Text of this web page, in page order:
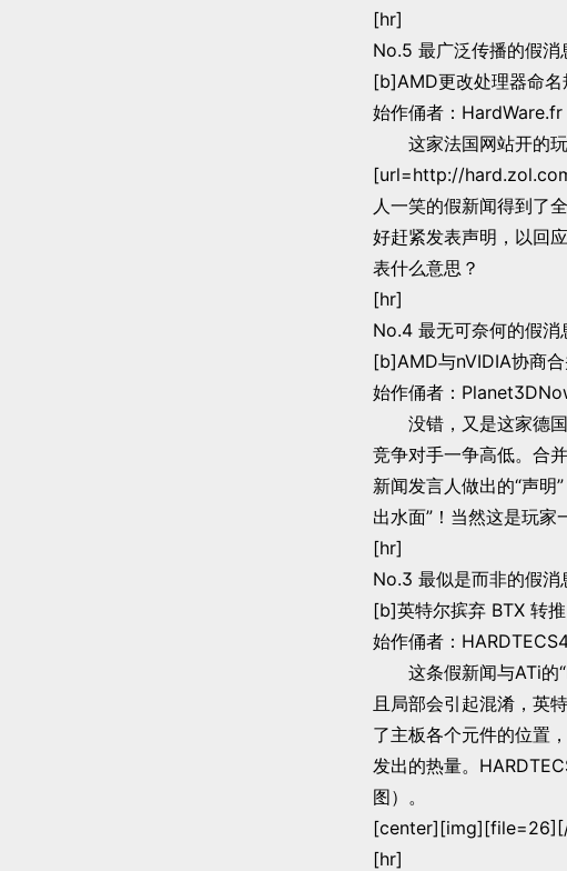
[hr]
No.5 最广泛传播的假消
[b]AMD更改处理器命
始作俑者：HardWare.fr
这家法国网站开的玩
[url=http://
人一笑的假新闻得到了
好赶紧发表声明，以回
表什么意思？
[hr]
No.4 最无可奈何的假消
[b]AMD与nVIDIA协商
始作俑者：
没错，又是这家德国
竞争对手一争高低。合
新闻发言人做出的“声明
出水面”！当然这是玩
[hr]
No.3 最似是而非的假消
[b]英特尔摈弃 BTX 转
始作俑者：
这条假新闻与ATi的
且局部会引起混淆，英
了主板各个元件的位置
发出的热量。
图）。
[hr]